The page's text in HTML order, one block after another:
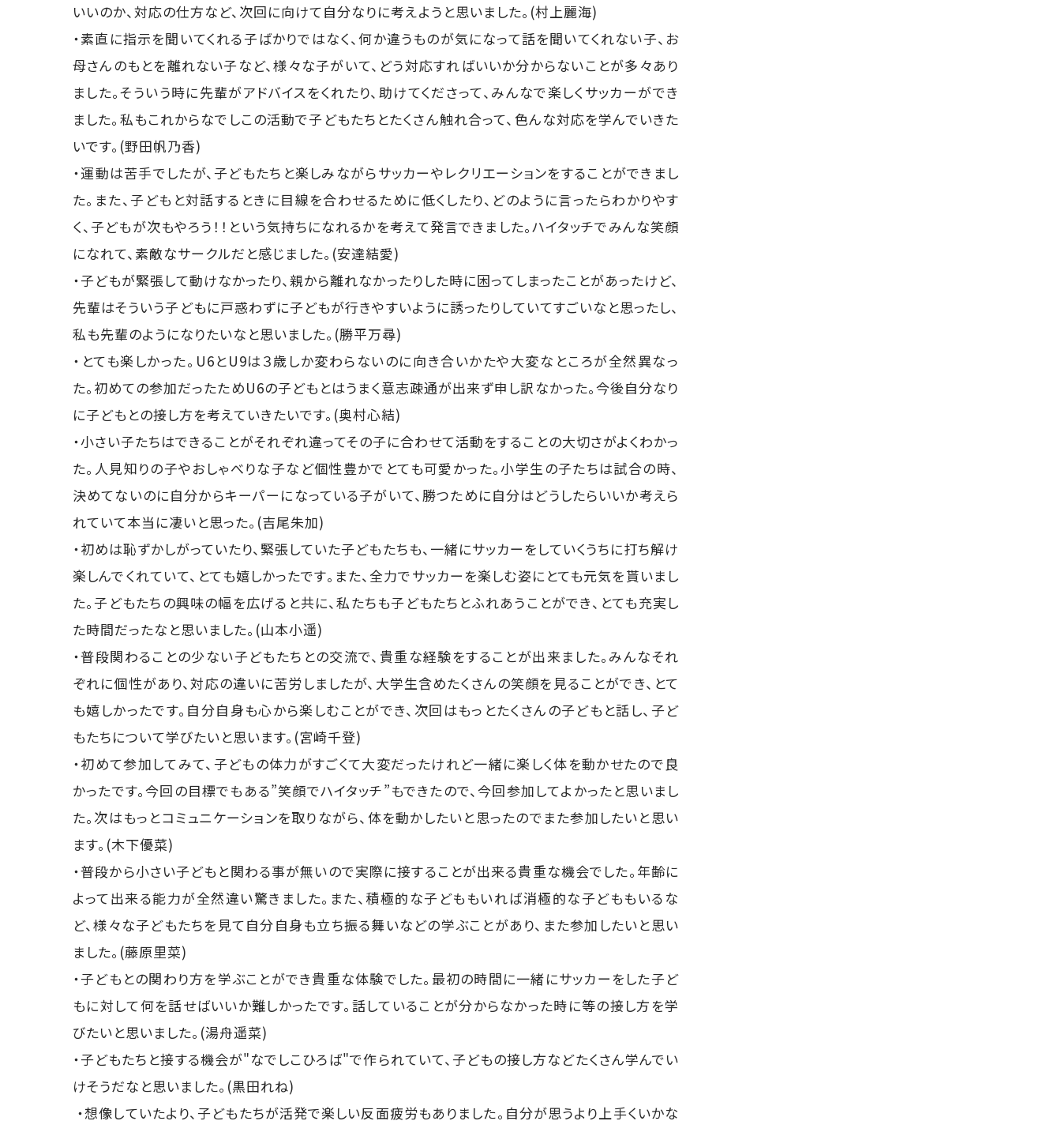
いいのか、対応の仕方など、次回に向けて自分なりに考えようと思いました。(村上麗海)
・素直に指示を聞いてくれる子ばかりではなく、何か違うものが気になって話を聞いてくれない子、お
母さんのもとを離れない子など、様々な子がいて、どう対応すればいいか分からないことが多々あり
ました。そういう時に先輩がアドバイスをくれたり、助けてくださって、みんなで楽しくサッカーができ
ました。私もこれからなでしこの活動で子どもたちとたくさん触れ合って、色んな対応を学んでいきた
いです。(野田帆乃香)
・運動は苦手でしたが、子どもたちと楽しみながらサッカーやレクリエーションをすることができまし
た。また、子どもと対話するときに目線を合わせるために低くしたり、どのように言ったらわかりやす
く、子どもが次もやろう！！という気持ちになれるかを考えて発言できました。ハイタッチでみんな笑顔
になれて、素敵なサークルだと感じました。(安達結愛)
・子どもが緊張して動けなかったり、親から離れなかったりした時に困ってしまったことがあったけど、
先輩はそういう子どもに戸惑わずに子どもが行きやすいように誘ったりしていてすごいなと思ったし、
私も先輩のようになりたいなと思いました。(勝平万尋)
・とても楽しかった。U6とU9は３歳しか変わらないのに向き合いかたや大変なところが全然異なっ
た。初めての参加だったためU6の子どもとはうまく意志疎通が出来ず申し訳なかった。今後自分なり
に子どもとの接し方を考えていきたいです。(奥村心結)
・小さい子たちはできることがそれぞれ違ってその子に合わせて活動をすることの大切さがよくわかっ
た。人見知りの子やおしゃべりな子など個性豊かでとても可愛かった。小学生の子たちは試合の時、
決めてないのに自分からキーパーになっている子がいて、勝つために自分はどうしたらいいか考えら
れていて本当に凄いと思った。(吉尾朱加)
・初めは恥ずかしがっていたり、緊張していた子どもたちも、一緒にサッカーをしていくうちに打ち解け
楽しんでくれていて、とても嬉しかったです。また、全力でサッカーを楽しむ姿にとても元気を貰いまし
た。子どもたちの興味の幅を広げると共に、私たちも子どもたちとふれあうことができ、とても充実し
た時間だったなと思いました。(山本小遥)
・普段関わることの少ない子どもたちとの交流で、貴重な経験をすることが出来ました。みんなそれ
ぞれに個性があり、対応の違いに苦労しましたが、大学生含めたくさんの笑顔を見ることができ、とて
も嬉しかったです。自分自身も心から楽しむことができ、次回はもっとたくさんの子どもと話し、子ど
もたちについて学びたいと思います。(宮崎千登)
・初めて参加してみて、子どもの体力がすごくて大変だったけれど一緒に楽しく体を動かせたので良
かったです。今回の目標でもある”笑顔でハイタッチ”もできたので、今回参加してよかったと思いまし
た。次はもっとコミュニケーションを取りながら、体を動かしたいと思ったのでまた参加したいと思い
ます。(木下優菜)
・普段から小さい子どもと関わる事が無いので実際に接することが出来る貴重な機会でした。年齢に
よって出来る能力が全然違い驚きました。また、積極的な子どももいれば消極的な子どももいるな
ど、様々な子どもたちを見て自分自身も立ち振る舞いなどの学ぶことがあり、また参加したいと思い
ました。(藤原里菜)
・子どもとの関わり方を学ぶことができ貴重な体験でした。最初の時間に一緒にサッカーをした子ど
もに対して何を話せばいいか難しかったです。話していることが分からなかった時に等の接し方を学
びたいと思いました。(湯舟遥菜)
・子どもたちと接する機会が"なでしこひろば"で作られていて、子どもの接し方などたくさん学んでい
けそうだなと思いました。(黒田れね)
・想像していたより、子どもたちが活発で楽しい反面疲労もありました。自分が思うより上手くいかな